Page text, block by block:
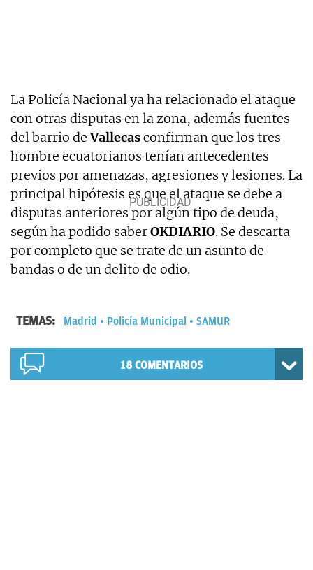
La Policía Nacional ya ha relacionado el ataque
con otras disputas en la zona, además fuentes
del barrio deVallecasconfirman que los tres
hombre ecuatorianos tenían antecedentes
previos por amenazas, agresiones y lesiones. La
principal hipótesis es que el ataque se debe a
disputas anteriores por algún tipo de deuda,
según ha podido saberOKDIARIO. Se descarta
por completo que se trate de un asunto de
bandas o de un delito de odio.
TEMAS: Madrid Policía Municipal SAMUR
18 COMENTARIOS